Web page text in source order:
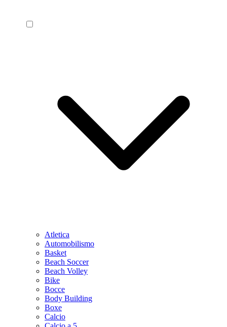
Atletica
Automobilismo
Basket
Beach Soccer
Beach Volley
Bike
Bocce
Body Building
Boxe
Calcio